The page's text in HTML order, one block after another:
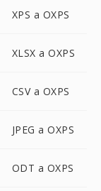
XPS a OXPS
XLSX a OXPS
CSV a OXPS
JPEG a OXPS
ODT a OXPS